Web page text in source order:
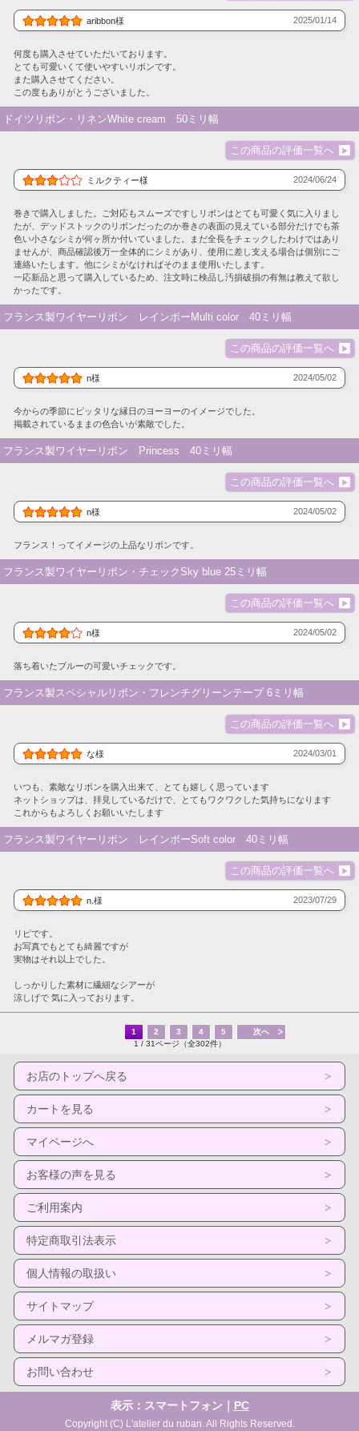
aribbon様 2025/01/14
何度も購入させていただいております。
とても可愛いくて使いやすいリボンです。
また購入させてください。
この度もありがとうございました。
ドイツリボン・リネンWhite cream 50ミリ幅
この商品の評価一覧へ
ミルクティー様 2024/06/24
巻きで購入しました。ご対応もスムーズですしリボンはとても可愛く気に入りまし
たが、デッドストックのリボンだったのか巻きの表面の見えている部分だけでも茶
色い小さなシミが何ヶ所か付いていました。まだ全長をチェックしたわけではあり
ませんが、商品確認後万一全体的にシミがあり、使用に差し支える場合は個別にご
連絡いたします。他にシミがなければそのまま使用いたします。
一応新品と思って購入しているため、注文時に検品し汚損破損の有無は教えて欲し
かったです。
フランス製ワイヤーリボン レインボーMulti color 40ミリ幅
この商品の評価一覧へ
n様 2024/05/02
今からの季節にピッタリな縁日のヨーヨーのイメージでした。
掲載されているままの色合いが素敵でした。
フランス製ワイヤーリボン Princess 40ミリ幅
この商品の評価一覧へ
n様 2024/05/02
フランス！ってイメージの上品なリボンです。
フランス製ワイヤーリボン・チェックSky blue 25ミリ幅
この商品の評価一覧へ
n様 2024/05/02
落ち着いたブルーの可愛いチェックです。
フランス製スペシャルリボン・フレンチグリーンテープ 6ミリ幅
この商品の評価一覧へ
な様 2024/03/01
いつも、素敵なリボンを購入出来て、とても嬉しく思っています
ネットショップは、拝見しているだけで、とてもワクワクした気持ちになります
これからもよろしくお願いいたします
フランス製ワイヤーリボン レインボーSoft color 40ミリ幅
この商品の評価一覧へ
n.様 2023/07/29
リピです。
お写真でもとても綺麗ですが
実物はそれ以上でした。
しっかりした素材に繊細なシアーが
涼しげで 気に入っております。
1 2 3 4 5
次へ
1 / 31ページ（全302件）
お店のトップへ戻る
カートを見る
マイページへ
お客様の声を見る
ご利用案内
特定商取引法表示
個人情報の取扱い
サイトマップ
メルマガ登録
お問い合わせ
表示：スマートフォン｜ PC
Copyright (C) L'atelier du ruban. All Rights Reserved.